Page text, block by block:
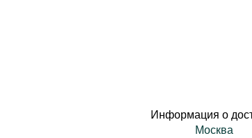
Информация о
Москва